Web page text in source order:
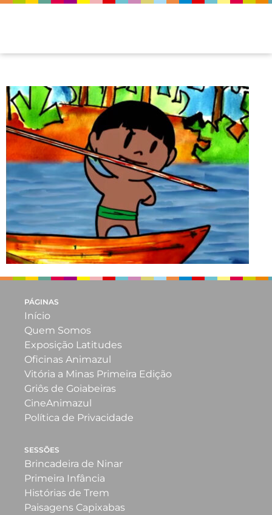
PÁGINAS
Início
Quem Somos
Exposição Latitudes
Oficinas Animazul
Vitória a Minas Primeira Edição
Griôs de Goiabeiras
CineAnimazul
Política de Privacidade
SESSÕES
Brincadeira de Ninar
Primeira Infância
Histórias de Trem
Paisagens Capixabas